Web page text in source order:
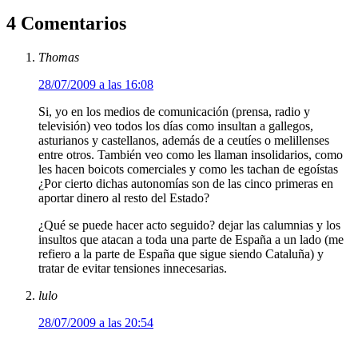
4 Comentarios
Thomas
28/07/2009 a las 16:08
Si, yo en los medios de comunicación (prensa, radio y
televisión) veo todos los días como insultan a gallegos,
asturianos y castellanos, además de a ceutíes o melillenses
entre otros. También veo como les llaman insolidarios, como
les hacen boicots comerciales y como les tachan de egoístas
¿Por cierto dichas autonomías son de las cinco primeras en
aportar dinero al resto del Estado?
¿Qué se puede hacer acto seguido? dejar las calumnias y los
insultos que atacan a toda una parte de España a un lado (me
refiero a la parte de España que sigue siendo Cataluña) y
tratar de evitar tensiones innecesarias.
lulo
28/07/2009 a las 20:54